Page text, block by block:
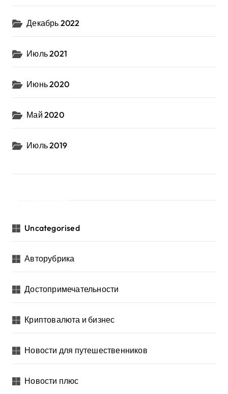
Декабрь 2022
Июль 2021
Июнь 2020
Май 2020
Июль 2019
Uncategorised
Авторубрика
Достопримечательности
Криптовалюта и бизнес
Новости для путешественников
Новости плюс